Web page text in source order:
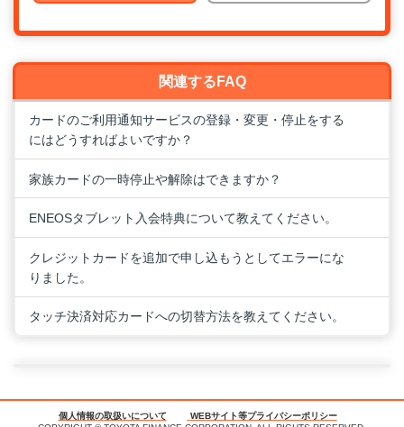
関連するFAQ
カードのご利用通知サービスの登録・変更・停止をする
にはどうすればよいですか？
家族カードの一時停止や解除はできますか？
ENEOSタブレット入会特典について教えてください。
クレジットカードを追加で申し込もうとしてエラーにな
りました。
タッチ決済対応カードへの切替方法を教えてください。
個人情報の取扱いについて
WEBサイト等プライバシーポリシー